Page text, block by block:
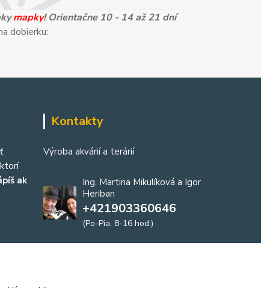
mapky! Orientačne 10 - 14 až 21 dní
dobierku:
ak
Kontakty
Výroba akvárií a terárií
Ing. Martina Mikulíková a Igor
Heriban
+421903360646
(Po-Pia, 8-16 hod.)